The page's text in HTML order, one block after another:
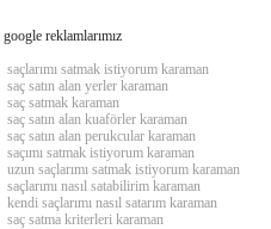
google reklamlarımız
saçlarımı satmak istiyorum karaman
saç satın alan yerler karaman
saç satmak karaman
saç satın alan kuaförler karaman
saç satın alan perukcular karaman
saçımı satmak istiyorum karaman
uzun saçlarımı satmak istiyorum karaman
saçlarımı nasıl satabilirim karaman
kendi saçlarımı nasıl satarım karaman
saç satma kriterleri karaman